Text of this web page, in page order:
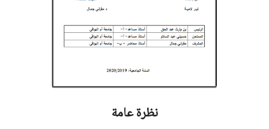
نظرة عامة